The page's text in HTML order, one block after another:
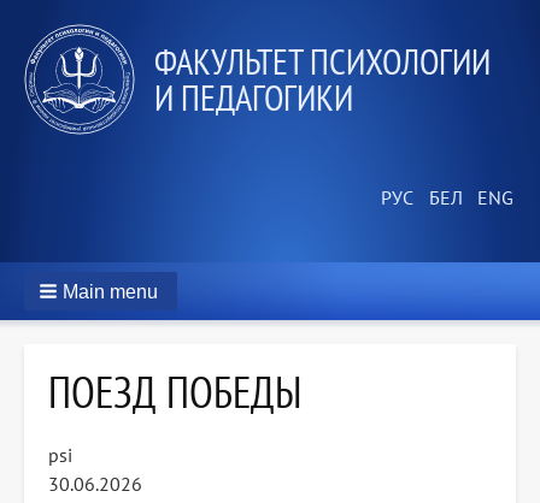
ФАКУЛЬТЕТ ПСИХОЛОГИИ
И ПЕДАГОГИКИ
Main menu
ПОЕЗД ПОБЕДЫ
psi
30.06.2026